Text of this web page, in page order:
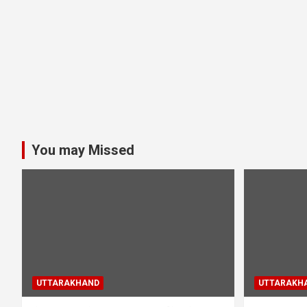
You may Missed
UTTARAKHAND